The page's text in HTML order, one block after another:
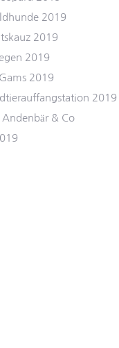
2019
2019
2019
2019
2019
Andenbär & Co